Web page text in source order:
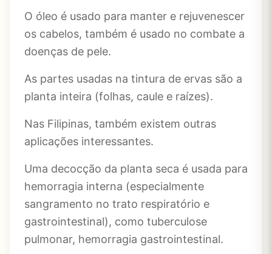
O óleo é usado para manter e rejuvenescer
os cabelos, também é usado no combate a
doenças de pele.
As partes usadas na tintura de ervas são a
planta inteira (folhas, caule e raízes).
Nas Filipinas, também existem outras
aplicações interessantes.
Uma decocção da planta seca é usada para
hemorragia interna (especialmente
sangramento no trato respiratório e
gastrointestinal), como tuberculose
pulmonar, hemorragia gastrointestinal.